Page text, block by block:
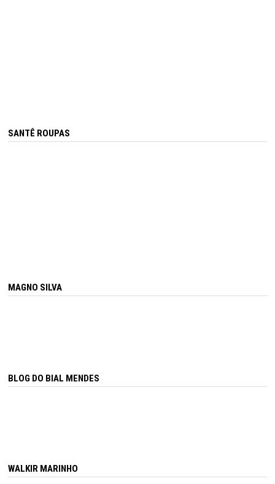
SANTÊ ROUPAS
MAGNO SILVA
BLOG DO BIAL MENDES
WALKIR MARINHO